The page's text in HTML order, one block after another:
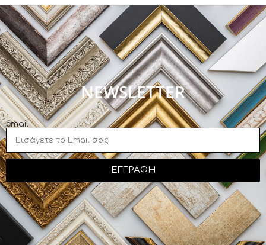
NEWSLETTER
email
ΕΓΓΡΑΦΗ